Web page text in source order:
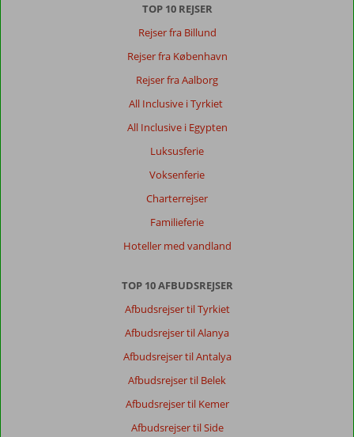
TOP 10 REJSER
Rejser fra Billund
Rejser fra København
Rejser fra Aalborg
All Inclusive i Tyrkiet
All Inclusive i Egypten
Luksusferie
Voksenferie
Charterrejser
Familieferie
Hoteller med vandland
TOP 10 AFBUDSREJSER
Afbudsrejser til Tyrkiet
Afbudsrejser til Alanya
Afbudsrejser til Antalya
Afbudsrejser til Belek
Afbudsrejser til Kemer
Afbudsrejser til Side